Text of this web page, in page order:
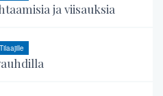
ja viisauksia